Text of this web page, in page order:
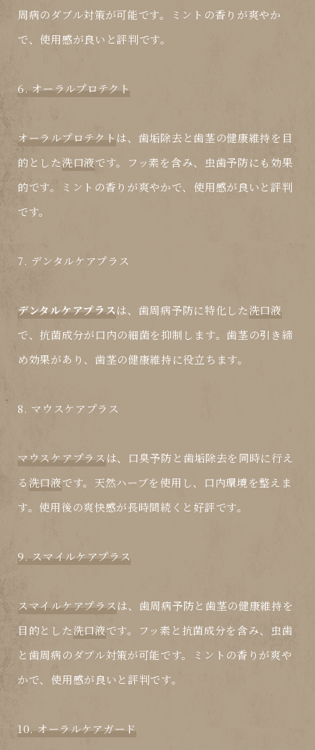
周病のダブル対策が可能です。ミントの香りが爽やか
で、使用感が良いと評判です。
6. オーラルプロテクト
オーラルプロテクト は、歯垢除去と歯茎の健康維持を目
的とした洗口液です。フッ素を含み、虫歯予防にも効果
的です。ミントの香りが爽やかで、使用感が良いと評判
です。
7. デンタルケアプラス
デンタルケアプラスは、歯周病予防に特化した洗口液
で、抗菌成分が口内の細菌を抑制します。歯茎の引き締
め効果があり、歯茎の健康維持に役立ちます。
8. マウスケアプラス
マウスケアプラス は、口臭予防と歯垢除去を同時に行え
る洗口液です。天然ハーブを使用し、口内環境を整えま
す。使用後の爽快感が長時間続くと好評です。
9. スマイルケアプラス
スマイルケアプラスは、歯周病予防と歯茎の健康維持を
目的とした洗口液です。フッ素と抗菌成分を含み、虫歯
と歯周病のダブル対策が可能です。ミントの香りが爽や
かで、使用感が良いと評判です。
10. オーラルケアガード